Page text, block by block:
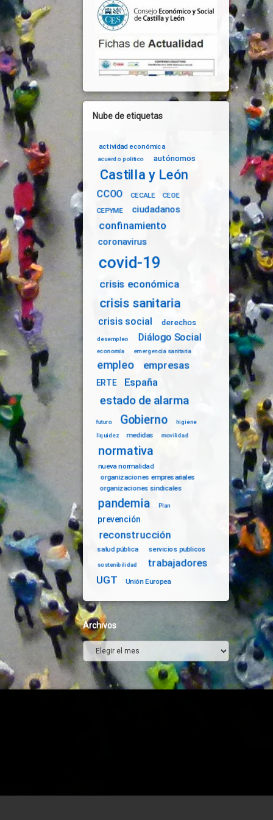
Nube de etiquetas
actividad económica
acuerdo político autónomos
Castilla y León
CCOO CECALE
CEOE
CEPYME
ciudadanos
confinamiento
coronavirus
covid-19
crisis económica
crisis sanitaria
crisis social derechos
desempleo Diálogo Social
economía emergencia sanitaria
empleo empresas
ERTE España
estado de alarma
futuro Gobierno higiene
liquidez medidas movilidad
normativa
nueva normalidad
organizaciones empresariales
organizaciones sindicales
pandemia Plan
prevención
reconstrucción
salud pública servicios publicos
sostenibilidad
trabajadores
UGT
Unión Europea
Archivos
Archivos